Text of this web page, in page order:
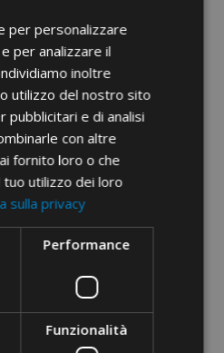
KOŃCÓWKI TULEJKOWE DO
PRZEWODÓW MIEDZIANYCH
· IZOLOWANE · PRZEWÓD
POJEDYNCZY
TOP
per personalizzare
per analizzare il
inoltre
utilizzo del nostro sito
pubblicitari e di analisi
con altre
fornito loro o che
tuo utilizzo dei loro
sulla privacy
Performance
Funzionalità